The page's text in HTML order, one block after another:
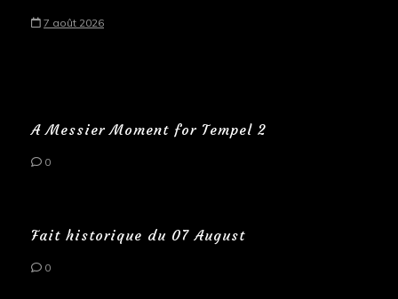
7 août 2026
A Messier Moment for Tempel 2
0
Fait historique du 07 August
0